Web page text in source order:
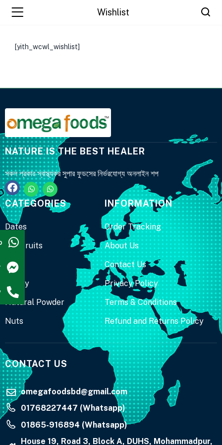
Wishlist
[yith_wcwl_wishlist]
NATURE IS THE BEST HEALER
সকল প্রকার স্বাস্থ্যকর সুপার ফুডসের নির্ভরযোগ্য অনলাইন শপ
CATEGORIES
Dates
Dry Fruits
Fruit
Honey
Natural Powder
Nuts
INFORMATION
Order Tracking
About Us
Contact Us
Privacy Policy
Terms & Conditions
Refund and Returns Policy
CONTACT US
omegafoodsbd@gmail.com
01768227447 (Whatsapp)
01865-916894 (Whatsapp)
House 19, Road 3, Block A, DUHS, Mohammadpur,